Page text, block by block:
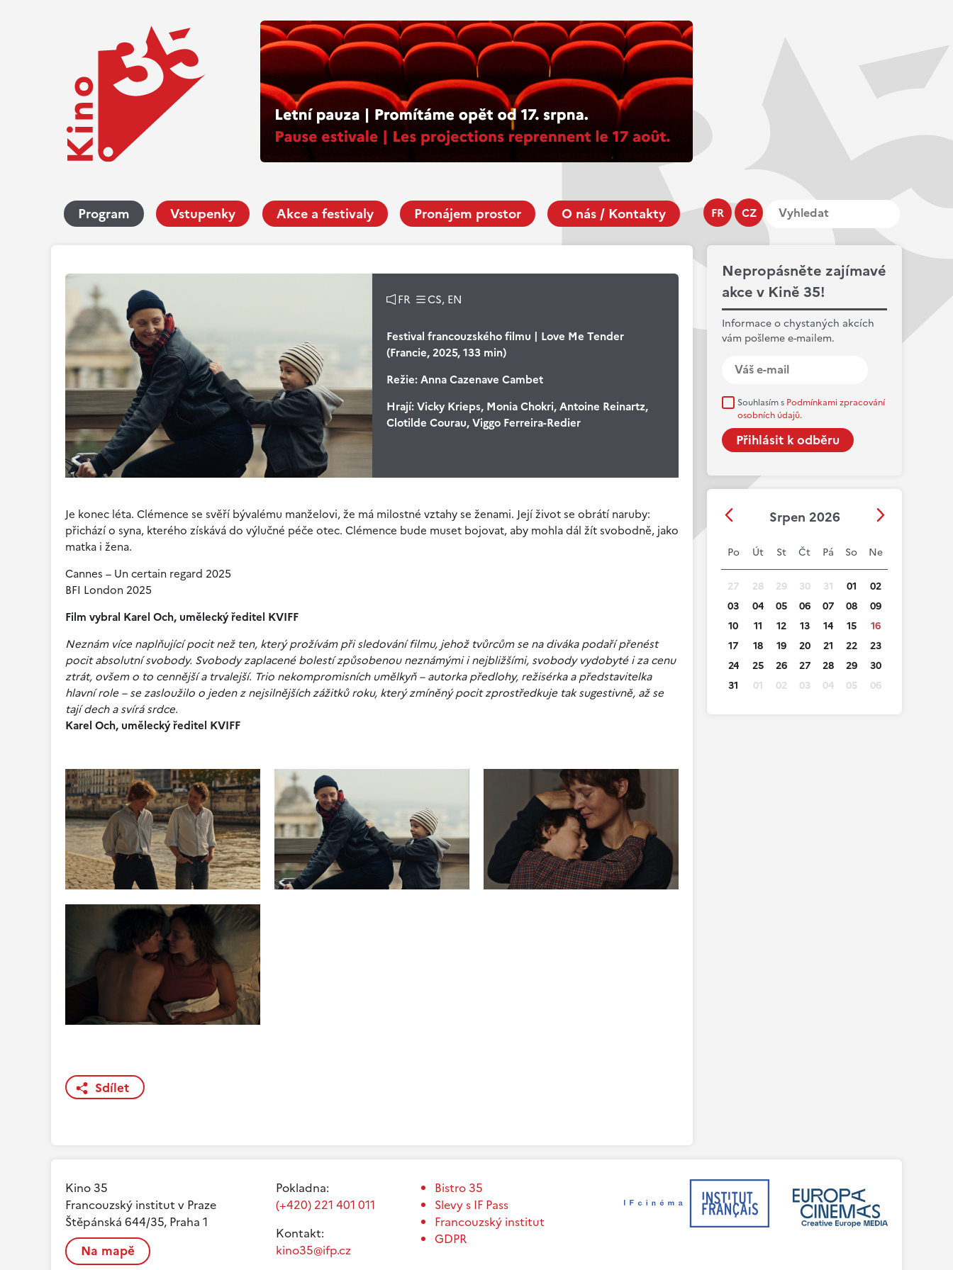
FR CZ
Program Vstupenky Akce a festivaly Pronájem prostor O nás / Kontakty
Nepropásněte zajímavé
akce v Kině 35!
Informace o chystaných akcích
vám pošleme e-mailem.
Souhlasím s Podmínkami zpracování
osobních údajů.
Srpen 2026
Po Út St Čt Pá So Ne
27 28 29 30 31 01
02
03
04 05 06 07 08
09
10
11 12 13 14 15
16
17
18 19 20 21 22
23
24
25 26 27 28 29
30
31
01 02 03 04 05 06
FR CS, EN
Festival francouzského filmu | Love Me Tender
(Francie, 2025, 133 min)
Režie:Anna Cazenave Cambet
Hrají:Vicky Krieps, Monia Chokri, Antoine Reinartz,
Clotilde Courau, Viggo Ferreira-Redier
Je konec léta. Clémence se svěří bývalému manželovi, že má milostné vztahy se ženami. Její život se obrátí naruby:
přichází o syna, kterého získává do výlučné péče otec. Clémence bude muset bojovat, aby mohla dál žít svobodně, jako
matka i žena.
Cannes – Un certain regard 2025
BFI London 2025
Film vybral Karel Och, umělecký ředitel KVIFF
Neznám více naplňující pocit než ten, který prožívám při sledování filmu, jehož tvůrcům se na diváka podaří přenést
pocit absolutní svobody. Svobody zaplacené bolestí způsobenou neznámými i nejbližšími, svobody vydobyté i za cenu
ztrát, ovšem o to cennější a trvalejší. Trio nekompromisních umělkyň – autorka předlohy, režisérka a představitelka
hlavní role – se zasloužilo o jeden z nejsilnějších zážitků roku, který zmíněný pocit zprostředkuje tak sugestivně, až se
tají dech a svírá srdce.
Karel Och, umělecký ředitel KVIFF
Sdílet
Kino 35
Francouzský institut v Praze
Štěpánská 644/35, Praha 1
Na mapě
Pokladna:
(+420) 221 401 011
Kontakt:
kino35@ifp.cz
Bistro 35
Slevy s IF Pass
Francouzský institut
GDPR